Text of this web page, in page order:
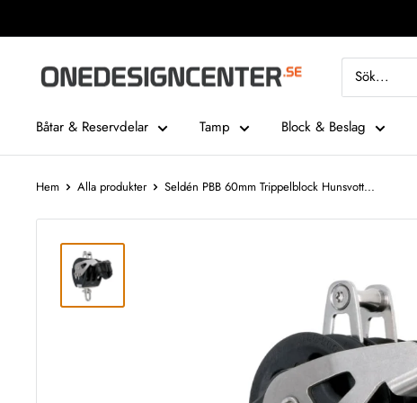
till
One
Center
Båtar & Reservdelar Tamp Block & Beslag
Hem Alla produkter Seldén PBB 60mm Trippelblock Hunsvott...